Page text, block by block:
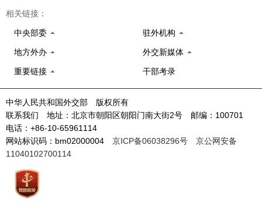
相关链接：
中央部委 驻外机构
地方外办 外交新媒体
重要链接 干部考录
中华人民共和国外交部 版权所有
联系我们 地址：北京市朝阳区朝阳门南大街2号 邮编：100701
电话：+86-10-65961114
网站标识码：bm02000004 京ICP备06038296号
京公网安备
11040102700114